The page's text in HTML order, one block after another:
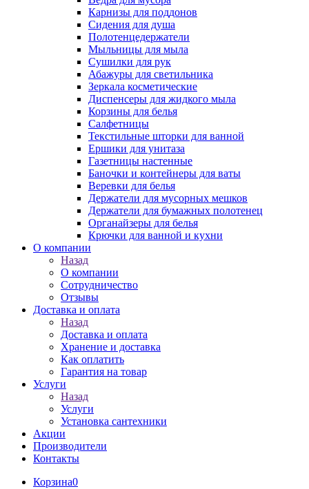
Карнизы для поддонов
Сидения для душа
Полотенцедержатели
Мыльницы для мыла
Сушилки для рук
Абажуры для светильника
Зеркала косметические
Диспенсеры для жидкого мыла
Корзины для белья
Салфетницы
Текстильные шторки для ванной
Ершики для унитаза
Газетницы настенные
Баночки и контейнеры для ваты
Веревки для белья
Держатели для мусорных мешков
Держатели для бумажных полотенец
Органайзеры для белья
Крючки для ванной и кухни
О компании
Назад
О компании
Сотрудничество
Отзывы
Доставка и оплата
Назад
Доставка и оплата
Хранение и доставка
Как оплатить
Гарантия на товар
Услуги
Назад
Услуги
Установка сантехники
Акции
Производители
Контакты
Корзина0